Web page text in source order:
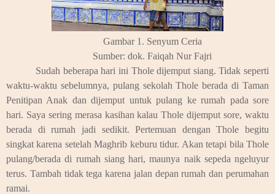
Gambar 1. Senyum Ceria
Sumber: dok. Faiqah Nur Fajri
Sudah beberapa hari ini Thole dijemput siang. Tidak seperti
waktu-waktu sebelumnya, pulang sekolah Thole berada di Taman
Penitipan Anak dan dijemput untuk pulang ke rumah pada sore
hari. Saya sering merasa kasihan kalau Thole dijemput sore, waktu
berada di rumah jadi sedikit. Pertemuan dengan Thole begitu
singkat karena setelah Maghrib keburu tidur. Akan tetapi bila Thole
pulang/berada di rumah siang hari, maunya naik sepeda ngeluyur
terus. Tambah tidak tega karena jalan depan rumah dan perumahan
ramai.